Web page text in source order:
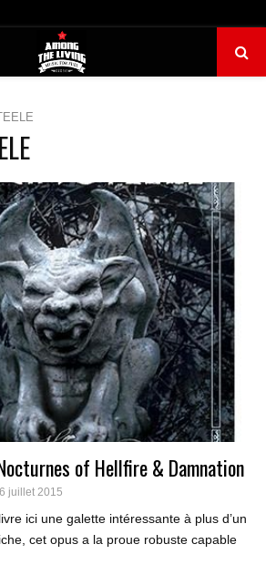
of Hellfire & Damnation
juillet 2015
ici une galette intéressante à plus d’un
cet opus a la proue robuste capable